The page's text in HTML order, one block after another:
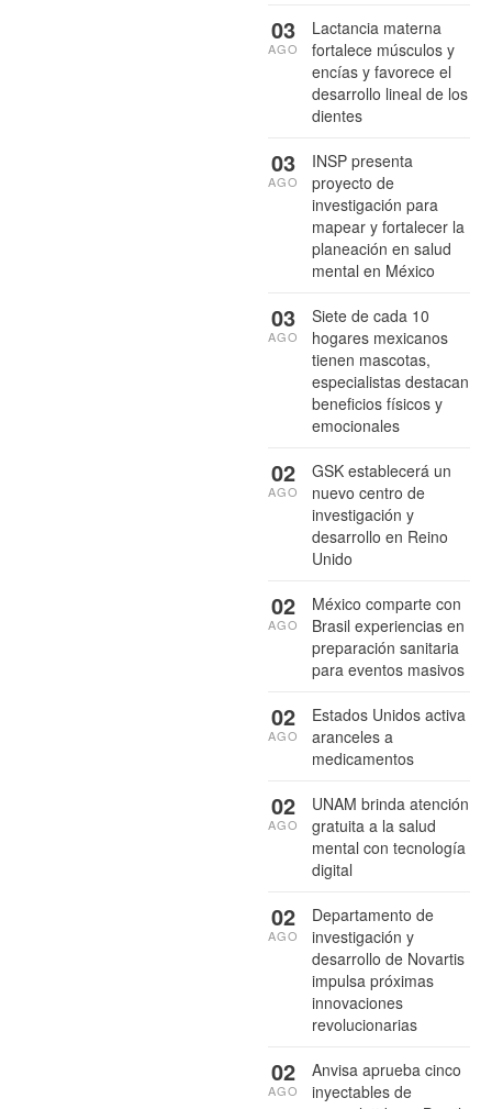
Lactancia materna
fortalece músculos y
encías y favorece el
desarrollo lineal de los
dientes
03
AGO
INSP presenta
proyecto de
investigación para
mapear y fortalecer la
planeación en salud
mental en México
03
AGO
Siete de cada 10
hogares mexicanos
tienen mascotas,
especialistas destacan
beneficios físicos y
emocionales
03
AGO
GSK establecerá un
nuevo centro de
investigación y
desarrollo en Reino
Unido
02
AGO
México comparte con
Brasil experiencias en
preparación sanitaria
para eventos masivos
02
AGO
Estados Unidos activa
aranceles a
medicamentos
02
AGO
UNAM brinda atención
gratuita a la salud
mental con tecnología
digital
02
AGO
Departamento de
investigación y
desarrollo de Novartis
impulsa próximas
innovaciones
revolucionarias
02
AGO
Anvisa aprueba cinco
inyectables de
02
AGO